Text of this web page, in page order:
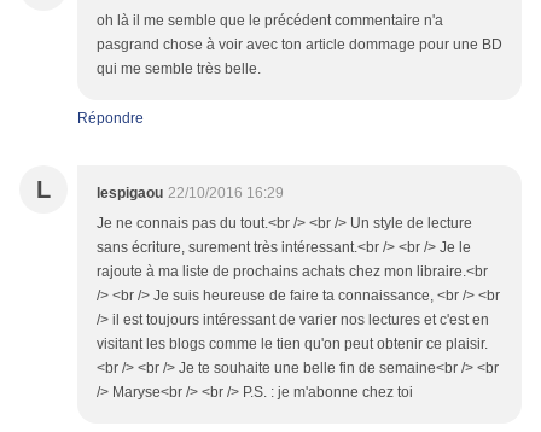
oh là il me semble que le précédent commentaire n'a
pasgrand chose à voir avec ton article dommage pour une BD
qui me semble très belle.
Répondre
L lespigaou 22/10/2016 16:29
Je ne connais pas du tout.<br /> <br /> Un style de lecture
sans écriture, surement très intéressant.<br /> <br /> Je le
rajoute à ma liste de prochains achats chez mon libraire.<br
/> <br /> Je suis heureuse de faire ta connaissance, <br /> <br
/> il est toujours intéressant de varier nos lectures et c'est en
visitant les blogs comme le tien qu'on peut obtenir ce plaisir.
<br /> <br /> Je te souhaite une belle fin de semaine<br /> <br
/> Maryse<br /> <br /> P.S. : je m'abonne chez toi